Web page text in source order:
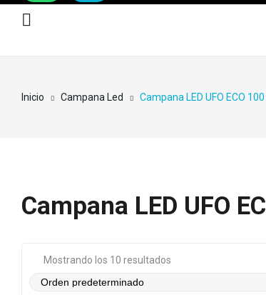
Inicio Campana Led Campana LED UFO ECO
Campana LED UFO
Mostrando los 10 resultados